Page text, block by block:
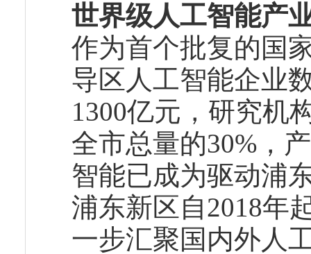
世界级人工智能产
作为首个批复的国
导区人工智能企业
1300亿元，研究机
全市总量的30%，
智能已成为驱动浦
浦东新区自2018年
一步汇聚国内外人